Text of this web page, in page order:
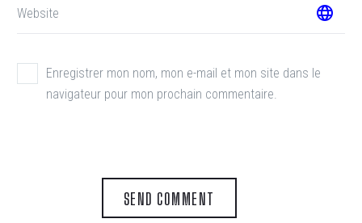
Enregistrer mon nom, mon e-mail et mon site dans le
navigateur pour mon prochain commentaire.
SEND COMMENT